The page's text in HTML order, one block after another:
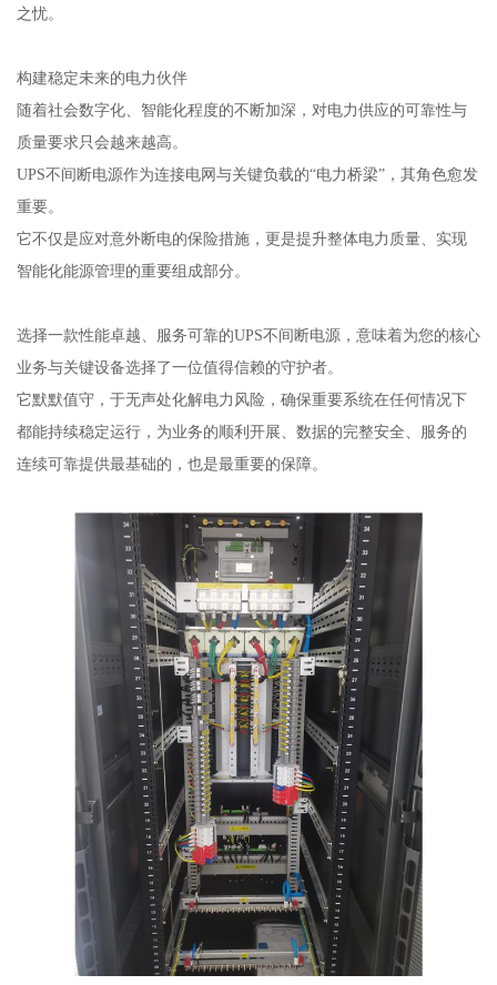
之忧。
构建稳定未来的电力伙伴
随着社会数字化、智能化程度的不断加深，对电力供应的可靠性与
质量要求只会越来越高。
UPS不间断电源作为连接电网与关键负载的“电力桥梁”，其角色愈发
重要。
它不仅是应对意外断电的保险措施，更是提升整体电力质量、实现
智能化能源管理的重要组成部分。
选择一款性能卓越、服务可靠的UPS不间断电源，意味着为您的核心
业务与关键设备选择了一位值得信赖的守护者。
它默默值守，于无声处化解电力风险，确保重要系统在任何情况下
都能持续稳定运行，为业务的顺利开展、数据的完整安全、服务的
连续可靠提供最基础的，也是最重要的保障。